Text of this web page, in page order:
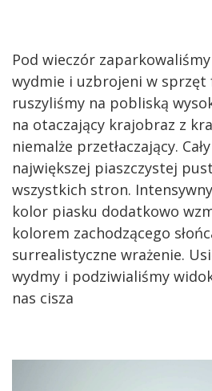
Pod wieczór
wydmie i uzbrojeni w
ruszyliśmy na pobliską
na otaczający krajobraz z
niemalże przetłaczający.
największej piaszczystej
wszystkich stron.
kolor piasku dodatkowo
kolorem zachodzącego
surrealistyczne wrażenie.
wydmy i podziwialiśmy
nas cisza